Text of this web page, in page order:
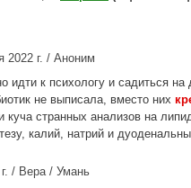
2022 г. / Аноним
идти к психологу и садиться
не выписала, вместо них
куча странных анализов на
калий, натрий и
/ Вера / Умань